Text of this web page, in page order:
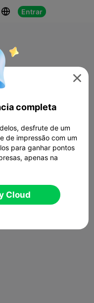
 Entrar

completa
desfrute de um
de impressão com um
para ganhar pontos
apenas na
Cloud